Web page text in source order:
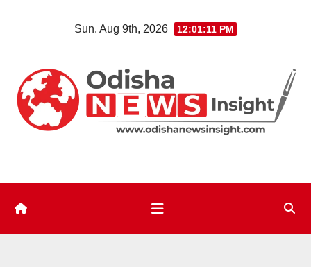
Sun. Aug 9th, 2026 12:01:12 PM